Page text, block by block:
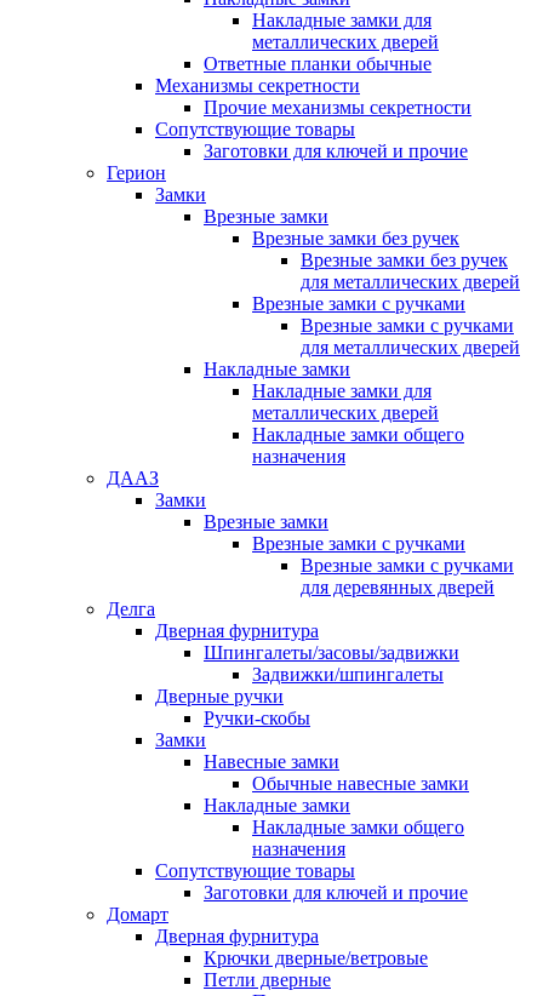
Накладные замки для
металлических дверей
Ответные планки обычные
Механизмы секретности
Прочие механизмы секретности
Сопутствующие товары
Заготовки для ключей и прочие
Герион
Замки
Врезные замки
Врезные замки без ручек
Врезные замки без ручек
для металлических дверей
Врезные замки с ручками
Врезные замки с ручками
для металлических дверей
Накладные замки
Накладные замки для
металлических дверей
Накладные замки общего
назначения
ДААЗ
Замки
Врезные замки
Врезные замки с ручками
Врезные замки с ручками
для деревянных дверей
Делга
Дверная фурнитура
Шпингалеты/засовы/задвижки
Задвижки/шпингалеты
Дверные ручки
Ручки-скобы
Замки
Навесные замки
Обычные навесные замки
Накладные замки
Накладные замки общего
назначения
Сопутствующие товары
Заготовки для ключей и прочие
Домарт
Дверная фурнитура
Крючки дверные/ветровые
Петли дверные